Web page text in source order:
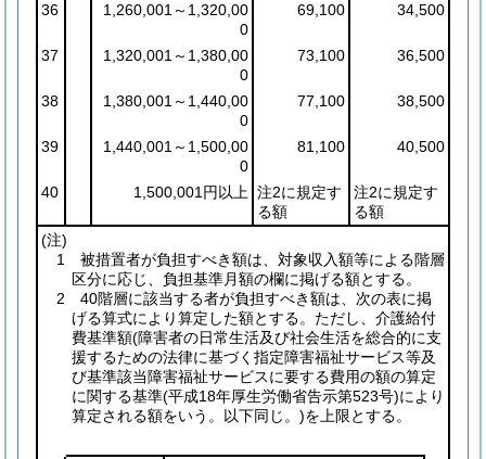
36
1,260,001～1,320,00
0
69,100 34,500
37
1,320,001～1,380,00
0
73,100 36,500
38
1,380,001～1,440,00
0
77,100 38,500
39
1,440,001～1,500,00
0
81,100 40,500
40 1,500,001円以上 注2に規定す
る額
注2に規定す
る額
(注)
1 被措置者が負担すべき額は、対象収入額等による階層
区分に応じ、負担基準月額の欄に掲げる額とする。
2 40階層に該当する者が負担すべき額は、次の表に掲
げる算式により算定した額とする。ただし、介護給付
費基準額(障害者の日常生活及び社会生活を総合的に支
援するための法律に基づく指定障害福祉サービス等及
び基準該当障害福祉サービスに要する費用の額の算定
に関する基準(平成18年厚生労働省告示第523号)により
算定される額をいう。以下同じ。)を上限とする。